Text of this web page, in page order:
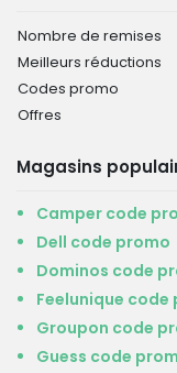
Nombre de remises
Meilleurs réductions
Codes promo
Offres
Magasins
Camper code
Dell code promo
Dominos code
Feelunique code
Groupon code
Guess code